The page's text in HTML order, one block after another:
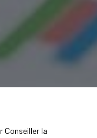
Conseiller la